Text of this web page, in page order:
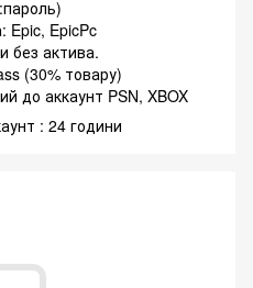
Epic, EpicPc
без актива.
(30% товару)
до аккаунт PSN, XBOX
: 24 години